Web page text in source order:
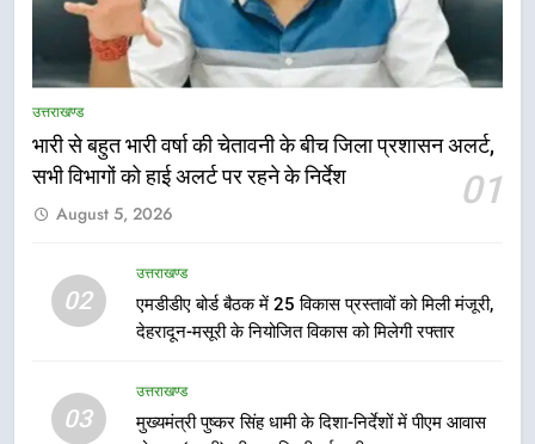
उत्तराखण्ड
भारी से बहुत भारी वर्षा की चेतावनी के बीच जिला प्रशासन अलर्ट,
सभी विभागों को हाई अलर्ट पर रहने के निर्देश
01
August 5, 2026
02
उत्तराखण्ड
एमडीडीए बोर्ड बैठक में 25 विकास प्रस्तावों को मिली मंजूरी,
देहरादून-मसूरी के नियोजित विकास को मिलेगी रफ्तार
03
उत्तराखण्ड
मुख्यमंत्री पुष्कर सिंह धामी के दिशा-निर्देशों में पीएम आवास
5
भारी बारिश का अलर्ट! 6 अगस्त को
देहरादून में स्कूल बंद
6
मुख्यमंत्री धामी की सुरक्षा प्राथमिकता:
7
का शुभारंभ
उत्तराखण्ड